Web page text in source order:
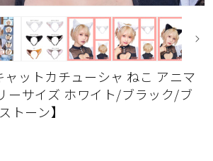
ャットカチューシャ ねこ アニマ
ーサイズ ホワイト/ブラック/ブ
トーン】